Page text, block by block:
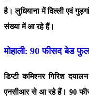
है। लुधियाना में दिल्ली एवं
संख्या में आ रहे हैं।
मोहाली: 90 फीसद बेड फुल
डिप्टी कमिश्नर गिरिश
एनसीआर से आ रहे हैं। 90